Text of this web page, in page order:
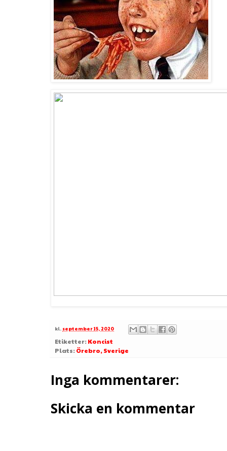
kl. september 15, 2020
Etiketter: Koncist
Plats: Örebro, Sverige
Inga kommentarer:
Skicka en kommentar